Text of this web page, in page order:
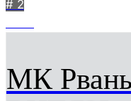
# 2
МК